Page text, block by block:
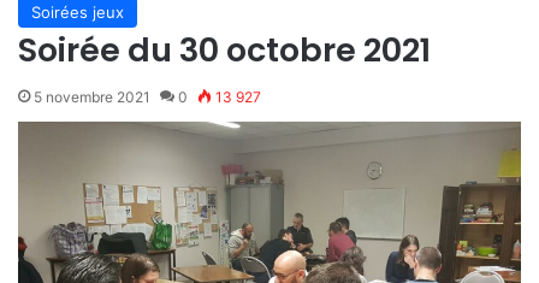
Soirées jeux
Soirée du 30 octobre 2021
5 novembre 2021 0 13 927